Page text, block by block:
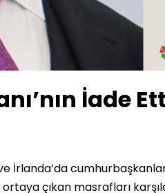
İade
İrlanda’da
çıkan masrafları